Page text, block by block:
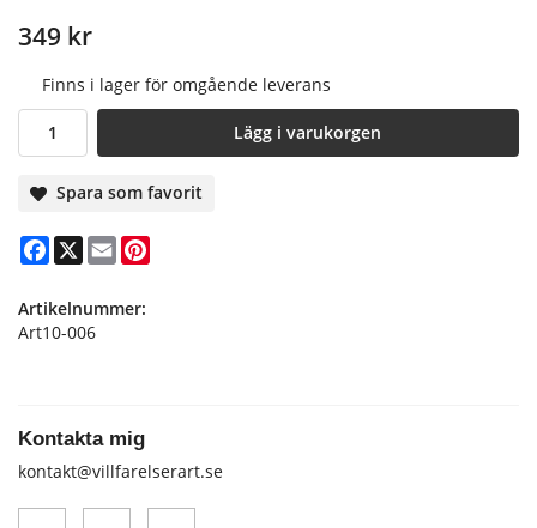
349 kr
Finns i lager för omgående leverans
Lägg i varukorgen
Spara som favorit
Facebook
X Email
Artikelnummer:
Art10-006
Kontakta mig
kontakt@villfarelserart.se